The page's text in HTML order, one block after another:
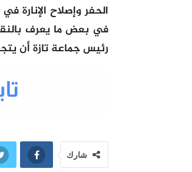
الحفر وإصلاح اﻹنارة
في بعض ما يعرف
رئيس جماعة تازة أن
شارك